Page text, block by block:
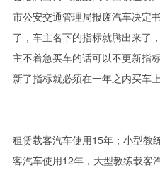
市公安交通管理局报废汽车决定
了，车主名下的指标就腾出来了
主不着急买车的话可以不更新指
新了指标就必须在一年之内买车
租赁载客汽车使用15年；小型教
客汽车使用12年，大型教练载客